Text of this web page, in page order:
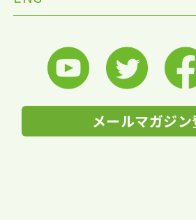
メールマガジ